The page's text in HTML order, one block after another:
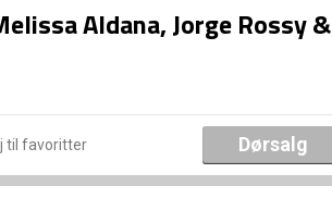
Aldana, Jorge Rossy &
til favoritter Dørsalg